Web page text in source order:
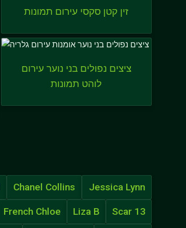
זין קטן סקסי עירום תמונות
ציצים נפולים בני נוער עירום
לוהט תמונות
Chanel Collins Jessica Lynn
French Chloe Liza B Scar 13